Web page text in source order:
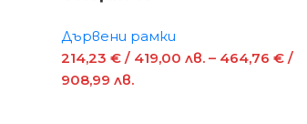
Дървени рамки
214,23 € / 419,00 лв. – 464,76 € /
908,99 лв.